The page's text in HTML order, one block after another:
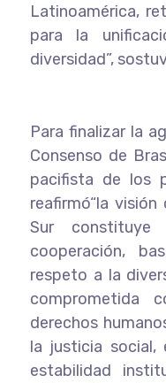
Latinoamérica,
para la
diversidad”,
Para finalizar la
Consenso de
pacifista de los
reafirmó“la
Sur
cooperación,
respeto a la
comprometida
derechos
la justicia social,
estabilidad